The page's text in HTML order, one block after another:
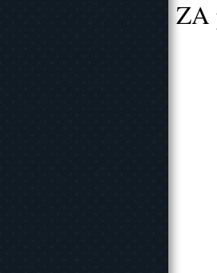
ZA